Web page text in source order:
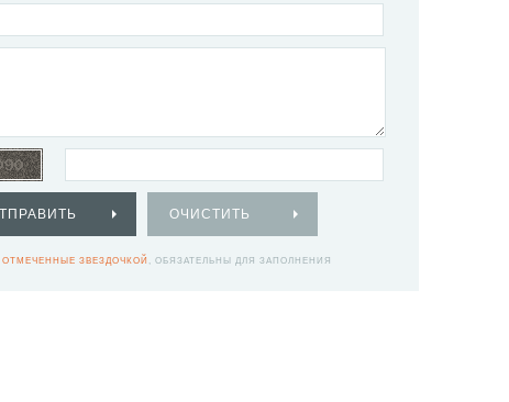
ОЧИСТИТЬ
ОТМЕЧЕННЫЕ ЗВЕЗДОЧКОЙ , ОБЯЗАТЕЛЬНЫ ДЛЯ ЗАПОЛНЕНИЯ